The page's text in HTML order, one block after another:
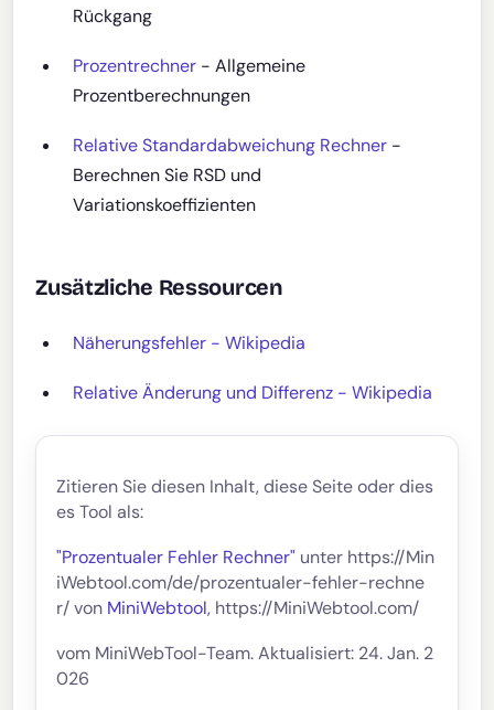
Rückgang
Prozentrechner - Allgemeine
Prozentberechnungen
Relative Standardabweichung Rechner -
Berechnen Sie RSD und
Variationskoeffizienten
Zusätzliche Ressourcen
Näherungsfehler - Wikipedia
Relative Änderung und Differenz - Wikipedia
Zitieren Sie diesen Inhalt, diese Seite oder dies
es Tool als:
"Prozentualer Fehler Rechner" unter https://Min
iWebtool.com/de/prozentualer-fehler-rechne
r/ von MiniWebtool, https://MiniWebtool.com/
vom MiniWebTool-Team. Aktualisiert: 24. Jan. 2
026